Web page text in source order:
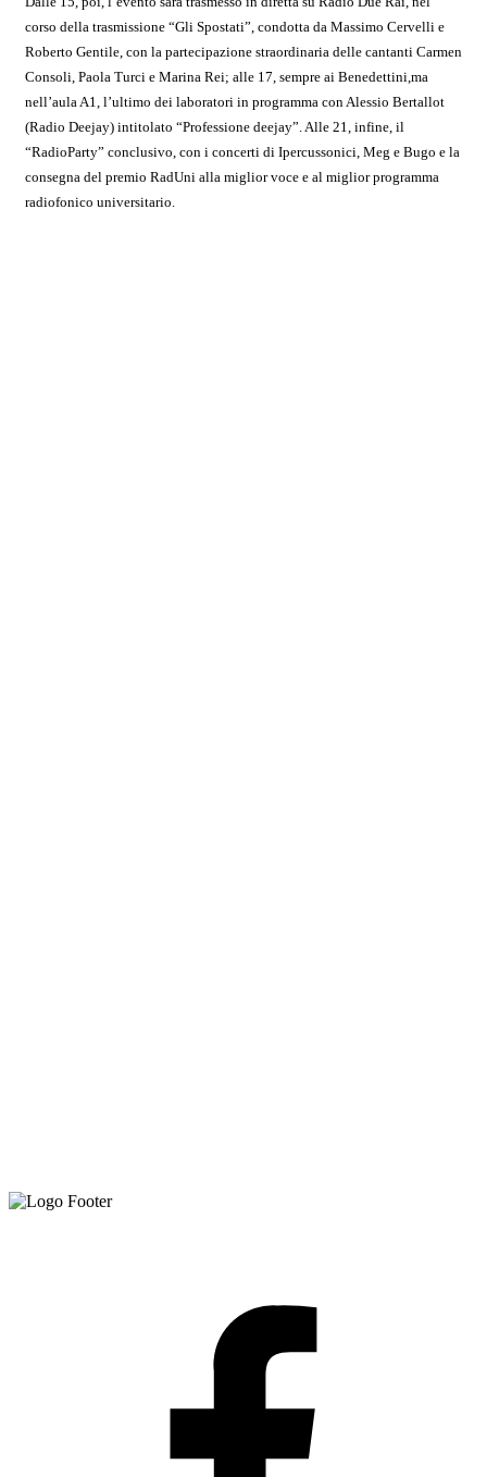
corso della trasmissione “Gli Spostati”, condotta da Massimo Cervelli e
Roberto Gentile, con la partecipazione straordinaria delle cantanti Carmen
Consoli, Paola Turci e Marina Rei; alle 17, sempre ai Benedettini,ma
nell’aula A1, l’ultimo dei laboratori in programma con Alessio Bertallot
(Radio Deejay) intitolato “Professione deejay”. Alle 21, infine, il
“RadioParty” conclusivo, con i concerti di Ipercussonici, Meg e Bugo e la
consegna del premio RadUni alla miglior voce e al miglior programma
radiofonico universitario.